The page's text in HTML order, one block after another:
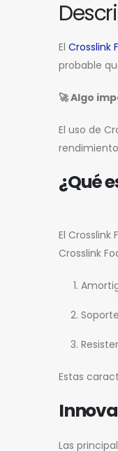
El Crosslink
probable
🚀Algo
El uso de
¿Qué
El
Crosslink
Soporte
Estas
Las